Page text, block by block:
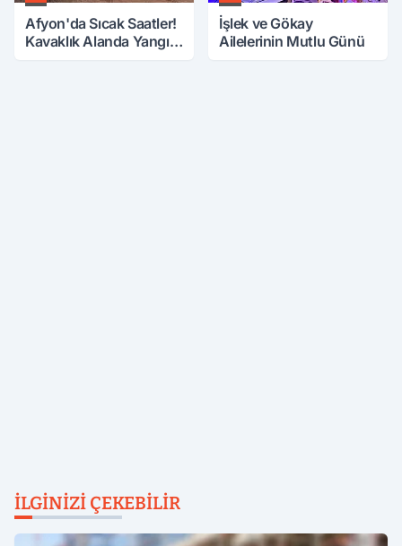
Afyon'da Sıcak Saatler!
Kavaklık Alanda Yangın
İşlek ve Gökay
Ailelerinin Mutlu Günü
İLGINIZI ÇEKEBILIR